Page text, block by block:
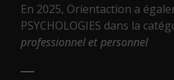
En 2025, Orientaction a
PSYCHOLOGIES dans la
professionnel et personnel